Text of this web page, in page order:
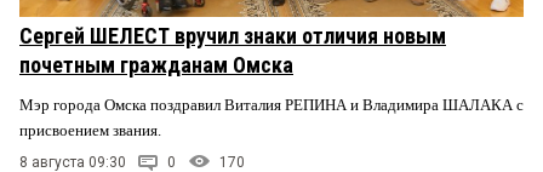
Сергей ШЕЛЕСТ вручил знаки отличия новым
почетным гражданам Омска
Мэр города Омска поздравил Виталия РЕПИНА и Владимира ШАЛАКА с
присвоением звания.
8 августа 09:30 0 170